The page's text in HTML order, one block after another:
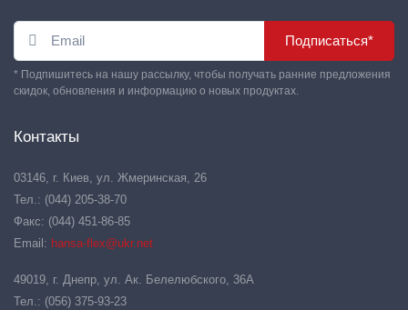
Подписаться*
* Подпишитесь на нашу рассылку, чтобы получать ранние предложения
скидок, обновления и информацию о новых продуктах.
Контакты
03146, г. Киев, ул. Жмеринская, 26
Тел.: (044) 205-38-70
Факс: (044) 451-86-85
Email: hansa-flex@ukr.net
49019, г. Днепр, ул. Ак. Белелюбского, 36А
Тел.: (056) 375-93-23